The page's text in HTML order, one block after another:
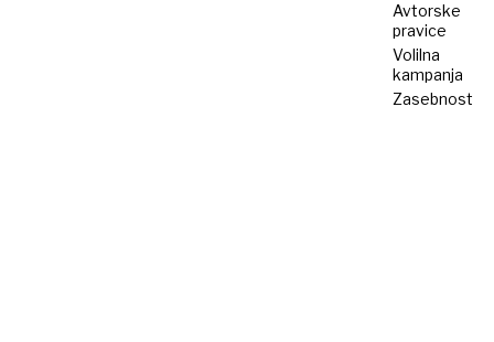
Avtorske
pravice
Volilna
kampanja
Zasebnost